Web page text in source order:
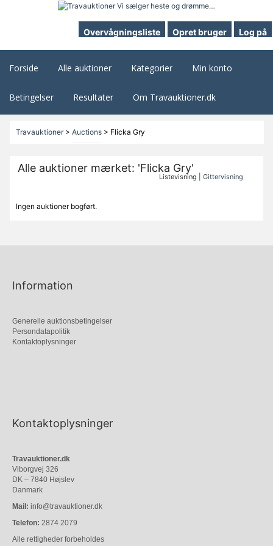
Overvågningsliste Opret bruger Log på
Forside Alle auktioner Kategorier Min konto
Betingelser Resultater Om Travauktioner.dk
Travauktioner> Auctions> Flicka Gry
Alle auktioner mærket: 'Flicka Gry'
Listevisning |Gittervisning
Ingen auktioner bogført.
Information
Generelle auktionsbetingelser
Persondatapolitik
Kontaktoplysninger
Kontaktoplysninger
Travauktioner.dk
Viborgvej 326
DK – 7840 Højslev
Danmark
Mail: info@travauktioner.dk
Telefon: 2874 2079
Alle rettigheder forbeholdes